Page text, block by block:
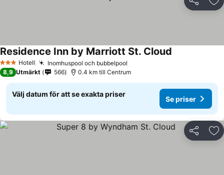
Dela
3 StjärnorHotell Inomhuspool och bubbelpool
Residence Inn by Marriott St. Cloud
8,9 Utmärkt 566 0.4 km till Centrum
Välj datum för att se exakta priser
Se priser
Dela